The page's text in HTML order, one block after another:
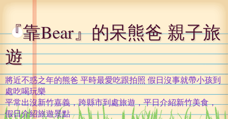
『靠Bear』的呆熊爸 親子旅
遊
將近不惑之年的熊爸 平時最愛吃跟拍照 假日沒事就帶小孩到
處吃喝玩樂
平常出沒新竹嘉義，跨縣市到處旅遊，平日介紹新竹美食，
假日介紹旅遊景點